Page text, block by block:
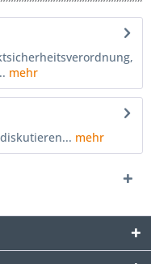
mehr
mehr